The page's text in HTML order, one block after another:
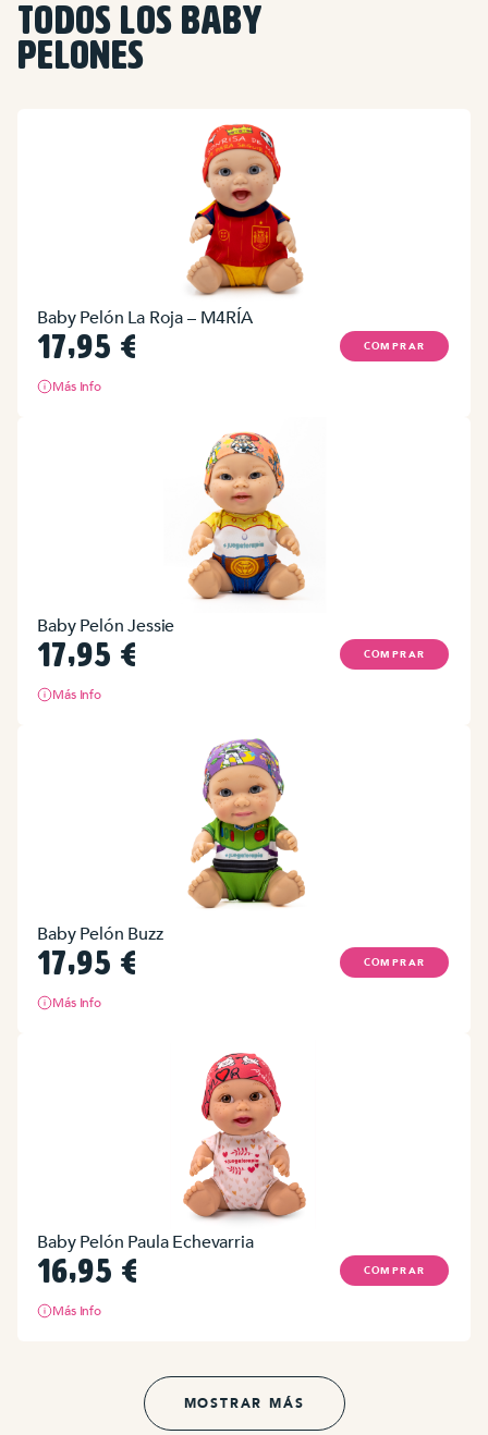
TODOS LOS BABY
PELONES
Baby Pelón La Roja – M4RÍA
17,95 €
Más Info
COMPRAR
Baby Pelón Jessie
17,95 €
Más Info
COMPRAR
Baby Pelón Buzz
17,95 €
Más Info
COMPRAR
Baby Pelón Paula Echevarria
16,95 €
Más Info
COMPRAR
MOSTRAR MÁS